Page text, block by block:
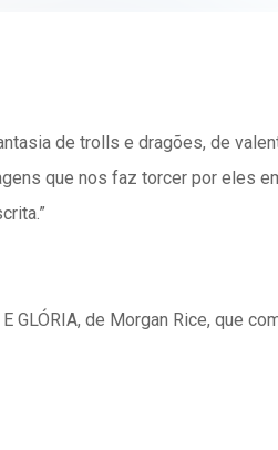
de trolls e dragões, de
que nos faz torcer por eles
GLÓRIA, de Morgan Rice, que